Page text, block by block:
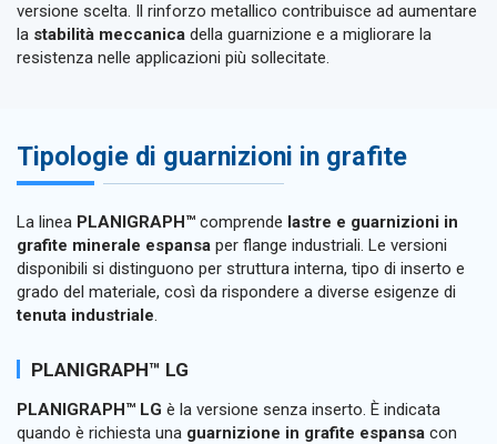
versione scelta. Il rinforzo metallico contribuisce ad aumentare
la stabilità meccanica della guarnizione e a migliorare la
resistenza nelle applicazioni più sollecitate.
Tipologie di guarnizioni in grafite
La linea PLANIGRAPH™ comprende lastre e guarnizioni in
grafite minerale espansa per flange industriali. Le versioni
disponibili si distinguono per struttura interna, tipo di inserto e
grado del materiale, così da rispondere a diverse esigenze di
tenuta industriale.
PLANIGRAPH™ LG
PLANIGRAPH™ LG è la versione senza inserto. È indicata
quando è richiesta una guarnizione in grafite espansa con